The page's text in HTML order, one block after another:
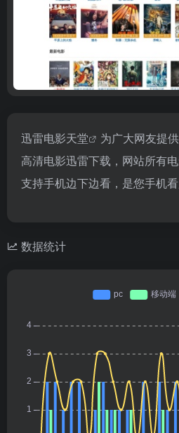
迅雷电影天堂
为广大网友提
高清电影迅雷下载，网站所有
支持手机边下边看，是您手机看
数据统计